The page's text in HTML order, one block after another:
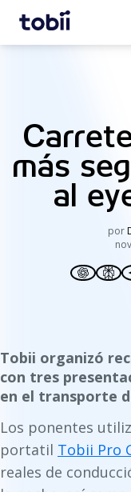
Inicio
más
al
por
Tobii organizó
con tres
en el transporte
Los ponentes
portatil Tobii Pro
reales de